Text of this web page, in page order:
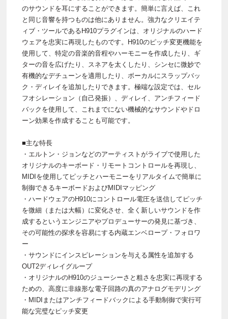
のサウンドを耳にすることができます。簡単に言えば、これ
と同じ音響を持つものは他にありません。強力なクリエイテ
ィブ・ツールであるH910プラグインは、オリジナルのハード
ウェアを忠実に再現したものです。H910のピッチ変更機能を
使用して、特定の音楽的音程やハーモニーを作成したり、ギ
ターの音を広げたり、スネアを太くしたり、シンセに微妙で
有機的なデチューンを適用したり、ボーカルにスラップバッ
ク・ディレイを追加したりできます。極端な設定では、セル
フオシレーション（自己発振）、ディレイ、アンチフィード
バックを使用して、これまでにない機械的なサウンドやドロ
ーン効果を作成することも可能です。
■主な特長
・エルトン・ジョンなどのアーティストがライブで使用した
オリジナルのキーボード・リモートコントロールを再現し、
MIDIを使用してピッチとハーモニーをリアルタイムで簡単に
制御できるキーボードおよびMIDIマッピング
・ハードウェアのH910にコントロール電圧を送信してピッチ
を微細（または大幅）に変化させ、全く新しいサウンドを作
成するというエンジニアやプロデューサーの発見に基づき、
その可能性の探求を容易にする内蔵エンベロープ・フォロワ
ー
・サウンドにインスピレーションを与える属性を追加する
OUT2ディレイグループ
・オリジナルのH910のジューシーさと粗さを忠実に再現する
ための、高度に非線形な電子回路の真のアナログモデリング
・MIDIまたはアンチフィードバックによる手動制御で実行可
能な完璧なピッチ変更